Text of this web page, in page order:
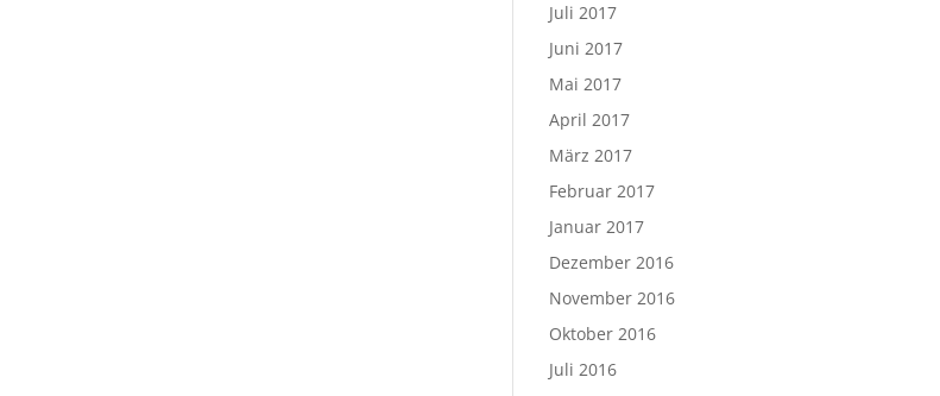
Juli 2017
Juni 2017
Mai 2017
April 2017
März 2017
Februar 2017
Januar 2017
Dezember 2016
November 2016
Oktober 2016
Juli 2016